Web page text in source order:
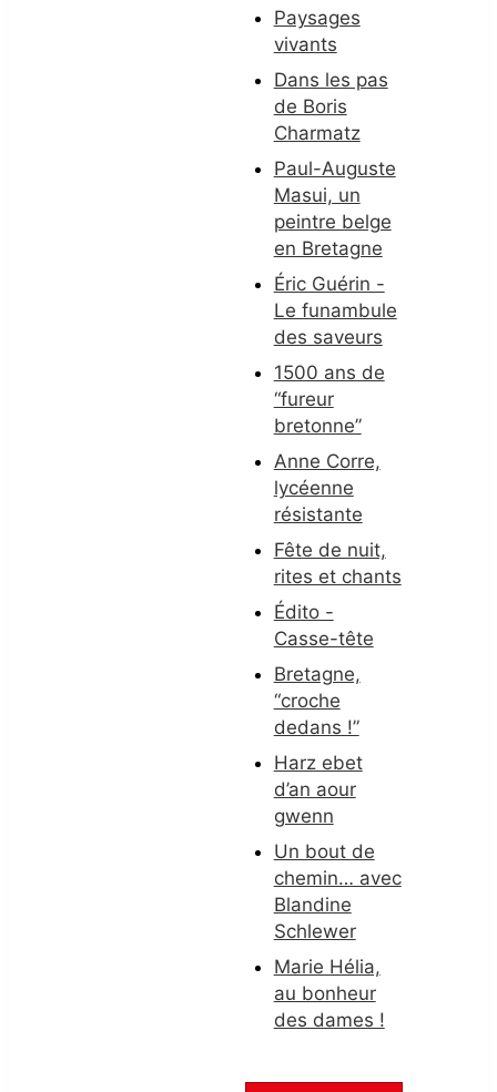
Paysages
vivants
Dans les pas
de Boris
Charmatz
Paul-Auguste
Masui, un
peintre belge
en Bretagne
Éric Guérin -
Le funambule
des saveurs
1500 ans de
“fureur
bretonne”
Anne Corre,
lycéenne
résistante
Fête de nuit,
rites et chants
Édito -
Casse-tête
Bretagne,
“croche
dedans !”
Harz ebet
d’an aour
gwenn
Un bout de
chemin… avec
Blandine
Schlewer
Marie Hélia,
au bonheur
des dames !